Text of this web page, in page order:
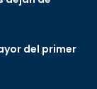
del primer